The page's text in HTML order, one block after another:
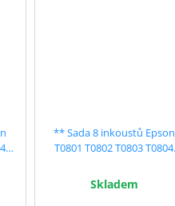
** Sada 8 inkoustů Epson
T0801 T0802 T0803 T0804
Skladem